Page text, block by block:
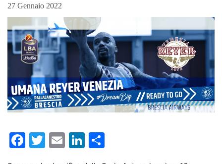
27 Gennaio 2022
Facebook
Twitter
EmailLinkedIn